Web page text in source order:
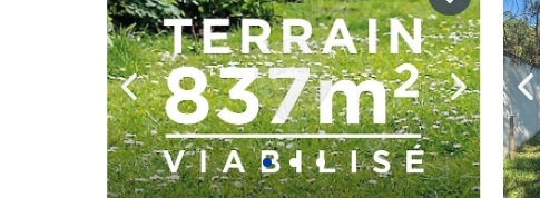
Naviguer vers la gauche Naviguer